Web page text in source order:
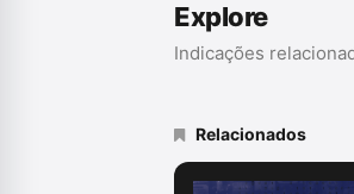
Explore
Indicações
Relacionados